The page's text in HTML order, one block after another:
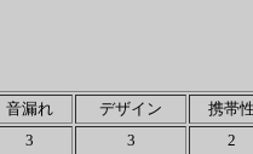
音漏れ デザイン
携帯
3 3 2